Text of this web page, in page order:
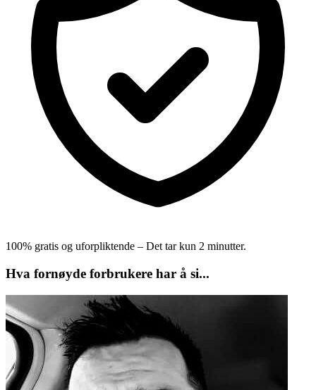
100% gratis og uforpliktende – Det tar kun 2 minutter.
Hva fornøyde forbrukere har å si...